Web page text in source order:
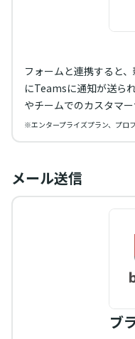
フォームと連携すると
にTeamsに通知が送ら
やチームでのカスタマ
※エンタープライズプラン、プロ
メール送信
ブ